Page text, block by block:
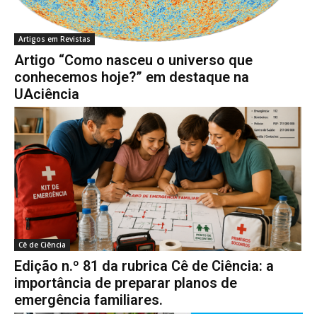
Artigos em Revistas
Artigo “Como nasceu o universo que
conhecemos hoje?” em destaque na
UAciência
Cê de Ciência
Edição n.º 81 da rubrica Cê de Ciência: a
importância de preparar planos de
emergência familiares.